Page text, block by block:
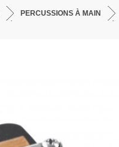
PERCUSSIONS À MAIN